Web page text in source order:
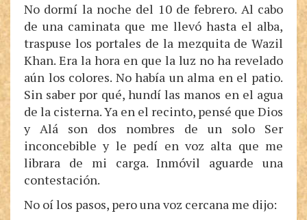
No dormí la noche del 10 de febrero. Al cabo
de una caminata que me llevó hasta el alba,
traspuse los portales de la mezquita de Wazil
Khan. Era la hora en que la luz no ha revelado
aún los colores. No había un alma en el patio.
Sin saber por qué, hundí las manos en el agua
de la cisterna. Ya en el recinto, pensé que Dios
y Alá son dos nombres de un solo Ser
inconcebible y le pedí en voz alta que me
librara de mi carga. Inmóvil aguarde una
contestación.
No oí los pasos, pero una voz cercana me dijo: